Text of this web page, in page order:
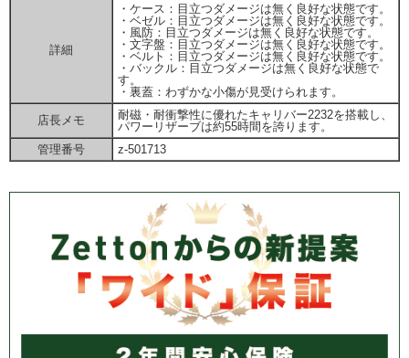
詳細
・ケース：目立つダメージは無く良好な状態です。
・ベゼル：目立つダメージは無く良好な状態です。
・風防：目立つダメージは無く良好な状態です。
・文字盤：目立つダメージは無く良好な状態です。
・ベルト：目立つダメージは無く良好な状態です。
・バックル：目立つダメージは無く良好な状態で
す。
・裏蓋：わずかな小傷が見受けられます。
店長メモ
耐磁・耐衝撃性に優れたキャリバー2232を搭載し、
パワーリザーブは約55時間を誇ります。
管理番号
z-501713